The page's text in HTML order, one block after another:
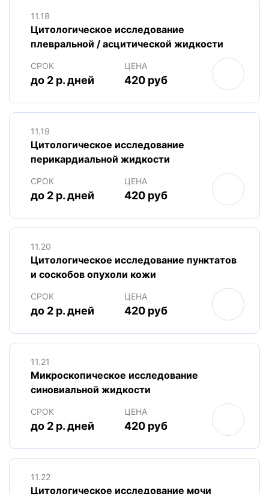
11.18
Цитологическое исследование
плевральной / асцитической жидкости
СРОК
до 2 р. дней
ЦЕНА
420 руб
11.19
Цитологическое исследование
перикардиальной жидкости
СРОК
до 2 р. дней
ЦЕНА
420 руб
11.20
Цитологическое исследование пунктатов
и соскобов опухоли кожи
СРОК
до 2 р. дней
ЦЕНА
420 руб
11.21
Микроскопическое исследование
синовиальной жидкости
СРОК
до 2 р. дней
ЦЕНА
420 руб
11.22
Цитологическое исследование мочи